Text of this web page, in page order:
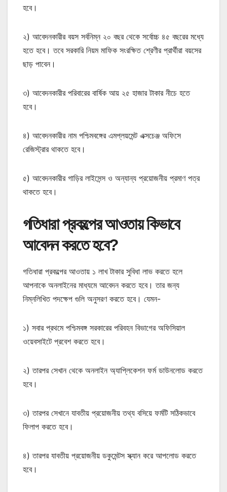
হবে।
২) আবেদনকারীর বয়স সর্বনিম্ন ২০ বছর থেকে সর্বোচ্চ ৪৫ বছরের মধ্যে
হতে হবে। তবে সরকারি নিয়ম মাফিক সংরক্ষিত শ্রেণীর প্রার্থীরা বয়সের
ছাড় পাবেন।
৩) আবেদনকারীর পরিবারের বার্ষিক আয় ২৫ হাজার টাকার নীচে হতে
হবে।
৪) আবেদনকারীর নাম পশ্চিমবঙ্গের এমপ্লয়মেন্ট এক্সচেঞ্জ অফিসে
রেজিস্ট্রার থাকতে হবে।
৫) আবেদনকারীর গাড়ির লাইসেন্স ও অন্যান্য প্রয়োজনীয় প্রমাণ পত্র
থাকতে হবে।
গতিধারা প্রকল্পের আওতায় কিভাবে
আবেদন করতে হবে?
গতিধারা প্রকল্পের আওতায় ১ লাখ টাকার সুবিধা লাভ করতে হলে
আপনাকে অনলাইনের মাধ্যমে আবেদন করতে হবে। তার জন্য
নিম্নলিখিত পদক্ষেপ গুলি অনুসরণ করতে হবে। যেমন-
১) সবার প্রথমে পশ্চিমবঙ্গ সরকারের পরিবহন বিভাগের অফিসিয়াল
ওয়েবসাইটে প্রবেশ করতে হবে।
২) তারপর সেখান থেকে অনলাইন অ্যাপ্লিকেশন ফর্ম ডাউনলোড করতে
হবে।
৩) তারপর সেখানে যাবতীয় প্রয়োজনীয় তথ্য বসিয়ে ফর্মটি সঠিকভাবে
ফিলাপ করতে হবে।
৪) তারপর যাবতীয় প্রয়োজনীয় ডকুমেন্টস স্ক্যান করে আপলোড করতে
হবে।